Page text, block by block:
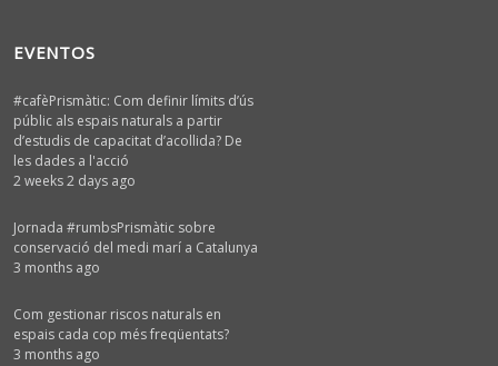
EVENTOS
#cafèPrismàtic: Com definir límits d’ús
públic als espais naturals a partir
d’estudis de capacitat d’acollida? De
les dades a l'acció
2 weeks 2 days ago
Jornada #rumbsPrismàtic sobre
conservació del medi marí a Catalunya
3 months ago
Com gestionar riscos naturals en
espais cada cop més freqüentats?
3 months ago